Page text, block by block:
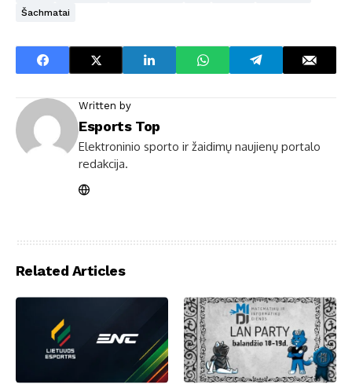
Šachmatai
Written by
Esports Top
Elektroninio sporto ir žaidimų naujienų portalo
redakcija.
Related Articles